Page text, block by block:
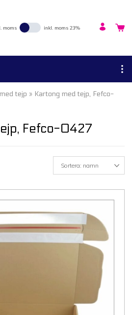
moms inkl. moms 23%
tejp » Kartong med tejp, Fefco-
Fefco-0427